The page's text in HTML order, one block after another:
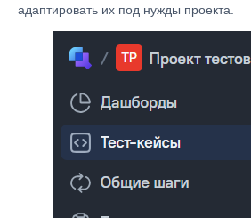
адаптировать их под нужды проекта.